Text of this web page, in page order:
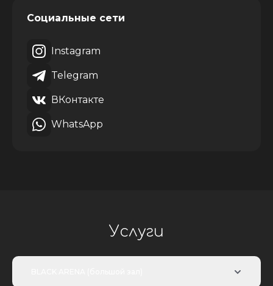
Социальные сети
Instagram
Telegram
ВКонтакте
WhatsApp
Услуги